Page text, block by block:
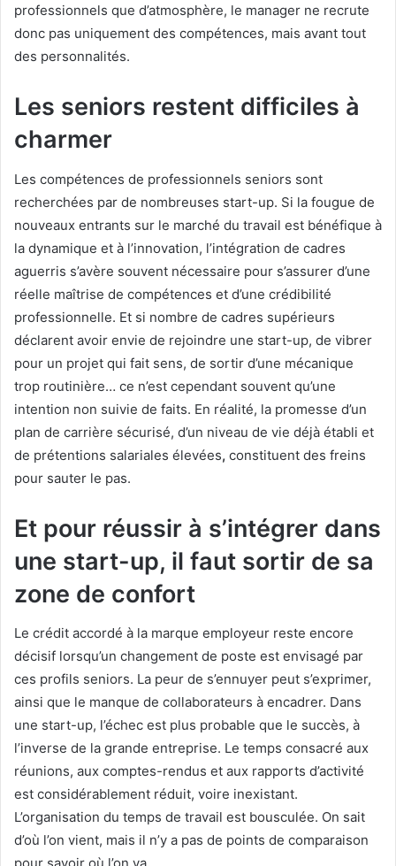
professionnels que d’atmosphère, le manager ne recrute
donc pas uniquement des compétences, mais avant tout
des personnalités.
Les seniors restent difficiles à
charmer
Les compétences de professionnels seniors sont
recherchées par de nombreuses start-up. Si la fougue de
nouveaux entrants sur le marché du travail est bénéfique à
la dynamique et à l’innovation, l’intégration de cadres
aguerris s’avère souvent nécessaire pour s’assurer d’une
réelle maîtrise de compétences et d’une crédibilité
professionnelle. Et si nombre de cadres supérieurs
déclarent avoir envie de rejoindre une start-up, de vibrer
pour un projet qui fait sens, de sortir d’une mécanique
trop routinière… ce n’est cependant souvent qu’une
intention non suivie de faits. En réalité, la promesse d’un
plan de carrière sécurisé, d’un niveau de vie déjà établi et
de prétentions salariales élevées, constituent des freins
pour sauter le pas.
Et pour réussir à s’intégrer dans
une start-up, il faut sortir de sa
zone de confort
Le crédit accordé à la marque employeur reste encore
décisif lorsqu’un changement de poste est envisagé par
ces profils seniors. La peur de s’ennuyer peut s’exprimer,
ainsi que le manque de collaborateurs à encadrer. Dans
une start-up, l’échec est plus probable que le succès, à
l’inverse de la grande entreprise. Le temps consacré aux
réunions, aux comptes-rendus et aux rapports d’activité
est considérablement réduit, voire inexistant.
L’organisation du temps de travail est bousculée. On sait
d’où l’on vient, mais il n’y a pas de points de comparaison